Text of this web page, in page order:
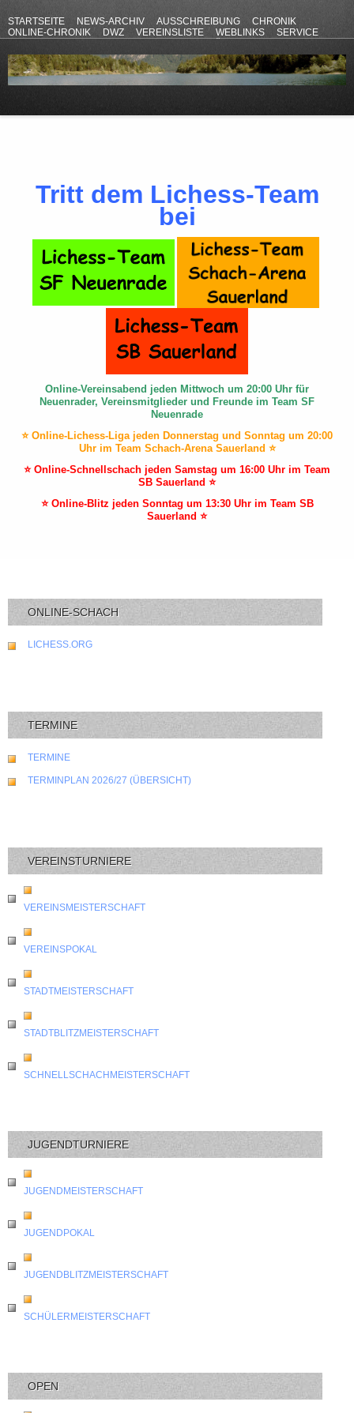
STARTSEITE NEWS-ARCHIV AUSSCHREIBUNG
CHRONIK
ONLINE-CHRONIK
DWZ VEREINSLISTE WEBLINKS
SERVICE
Tritt dem Lichess-Team
bei
Online-Vereinsabend jeden Mittwoch um 20:00 Uhr für
Neuenrader, Vereinsmitglieder und Freunde im Team SF
Neuenrade
⭐ Online-Lichess-Liga jeden Donnerstag und Sonntag um 20:00
Uhr im Team Schach-Arena Sauerland ⭐
⭐ Online-Schnellschach jeden Samstag um 16:00 Uhr im Team
SB Sauerland ⭐
⭐ Online-Blitz jeden Sonntag um 13:30 Uhr im Team SB
Sauerland ⭐
ONLINE-SCHACH
LICHESS.ORG
TERMINE
TERMINE
TERMINPLAN 2026/27 (ÜBERSICHT)
VEREINSTURNIERE
VEREINSMEISTERSCHAFT
VEREINSPOKAL
STADTMEISTERSCHAFT
STADTBLITZMEISTERSCHAFT
SCHNELLSCHACHMEISTERSCHAFT
JUGENDTURNIERE
JUGENDMEISTERSCHAFT
JUGENDPOKAL
JUGENDBLITZMEISTERSCHAFT
SCHÜLERMEISTERSCHAFT
OPEN